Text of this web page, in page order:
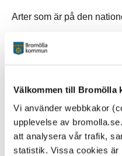
Välkommen till Bromölla
Vi använder webbkakor
upplevelse av
att analysera vår trafik,
statistik. Vissa cookies är
Arter som är på den
Blomsterlupin
Sandlupin
Sibiriskt fetblad
Strandkotula
Kanadensiskt gullris
Höstgullris
Spärroxbär.(gäller